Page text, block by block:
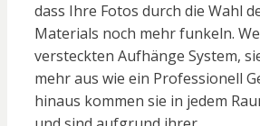
dass Ihre Fotos durch die Wahl
Materials noch mehr funkeln.
versteckten Aufhänge System,
mehr aus wie ein Professionell
hinaus kommen sie in jedem